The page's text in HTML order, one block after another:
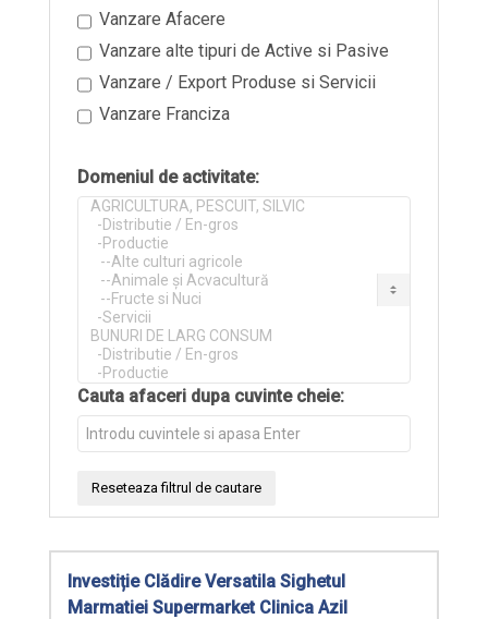
Vanzare Afacere
Vanzare alte tipuri de Active si Pasive
Vanzare / Export Produse si Servicii
Vanzare Franciza
Domeniul de activitate:
Cauta afaceri dupa cuvinte cheie:
Investiție Clădire Versatila Sighetul
Marmatiei Supermarket Clinica Azil